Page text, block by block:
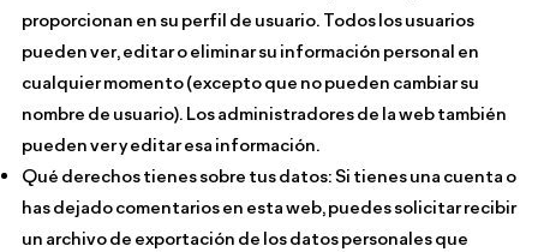
proporcionan en su perfil de usuario. Todos los usuarios
pueden ver, editar o eliminar su información personal en
cualquier momento (excepto que no pueden cambiar su
nombre de usuario). Los administradores de la web también
pueden ver y editar esa información.
Qué derechos tienes sobre tus datos: Si tienes una cuenta o
has dejado comentarios en esta web, puedes solicitar recibir
un archivo de exportación de los datos personales que